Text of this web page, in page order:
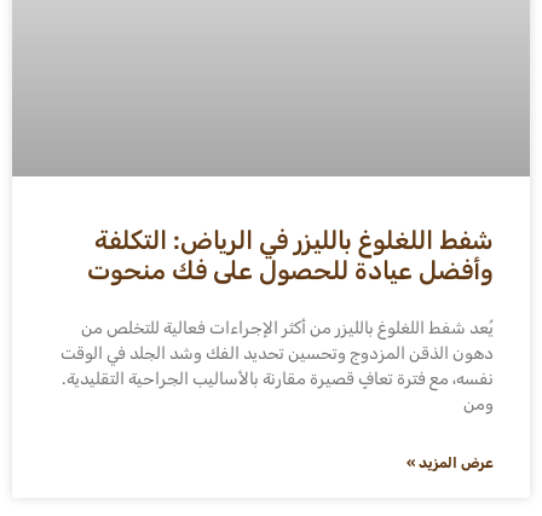
شفط اللغلوغ بالليزر في الرياض: التكلفة
وأفضل عيادة للحصول على فك منحوت
يُعد شفط اللغلوغ بالليزر من أكثر الإجراءات فعالية للتخلص من
دهون الذقن المزدوج وتحسين تحديد الفك وشد الجلد في الوقت
نفسه، مع فترة تعافٍ قصيرة مقارنة بالأساليب الجراحية التقليدية.
ومن
عرض المزيد »